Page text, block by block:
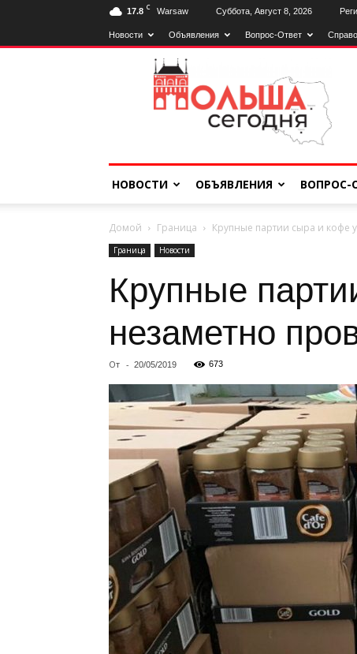
17.8 C Warsaw Суббота, Август 8, 2026
Новости Объявления Вопрос-Ответ
Польща
Сьогодні
НОВОСТИ ОБЪЯВЛЕНИЯ ВОПРОС-
Домой Граница Крупные партии сыра и кофе
Граница Новости
Крупные
незаметно
От - 20/05/2019 673